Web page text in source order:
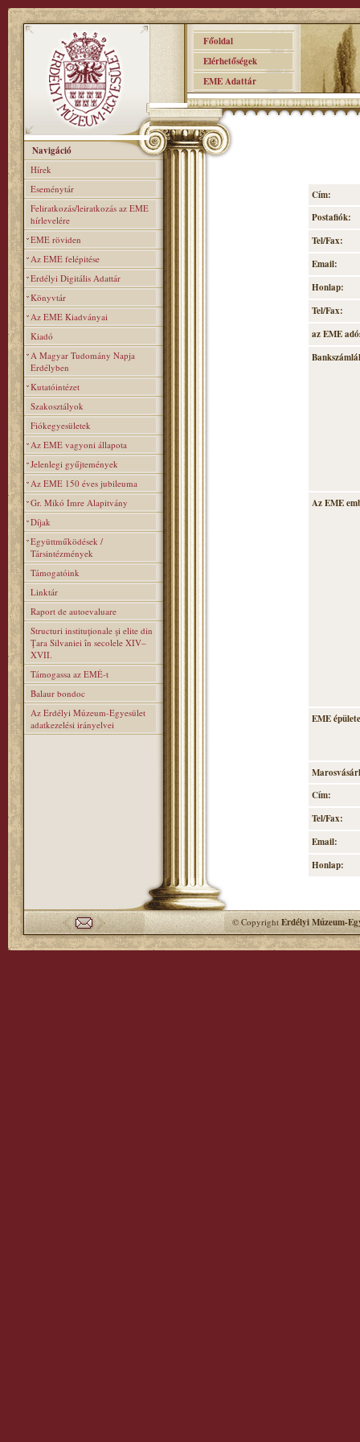
Főoldal
Elérhetőségek
EME Adattár
Navigáció
Hírek
Eseménytár
Feliratkozás/leiratkozás az EME
hírlevelére
EME röviden
Az EME felépitése
Erdélyi Digitális Adattár
Könyvtár
Az EME Kiadványai
Kiadó
A Magyar Tudomány Napja
Erdélyben
Kutatóintézet
Szakosztályok
Fiókegyesületek
Az EME vagyoni állapota
Jelenlegi gyűjtemények
Az EME 150 éves jubileuma
Gr. Mikó Imre Alapitvány
Díjak
Együttműködések /
Társintézmények
Támogatóink
Linktár
Raport de autoevaluare
Structuri instituţionale şi elite din
Ţara Silvaniei în secolele XIV–
XVII.
Támogassa az EMÉ-t
Balaur bondoc
Az Erdélyi Múzeum-Egyesület
adatkezelési irányelvei
Cím:
Postafiók:
Tel/Fax:
Email:
Honlap:
Tel/Fax:
az EME
Az EME
EME
Cím:
Tel/Fax:
Email:
Honlap:
© CopyrightErdélyi Múzeum-